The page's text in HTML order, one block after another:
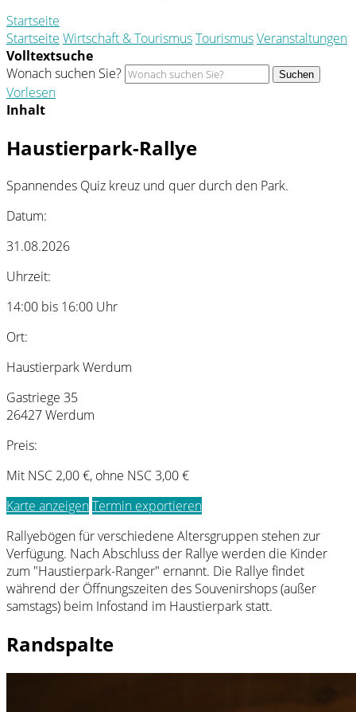
Startseite
Startseite Wirtschaft & TourismusTourismusVeranstaltungen
Volltextsuche
Wonach suchen Sie?
Suchen
Vorlesen
Inhalt
Haustierpark-Rallye
Spannendes Quiz kreuz und quer durch den Park.
Datum:
31.08.2026
Uhrzeit:
14:00 bis 16:00 Uhr
Ort:
Haustierpark Werdum
Gastriege 35
26427 Werdum
Preis:
Mit NSC 2,00 €, ohne NSC 3,00 €
Karte anzeigenTermin exportieren
Rallyebögen für verschiedene Altersgruppen stehen zur
Verfügung. Nach Abschluss der Rallye werden die Kinder
zum "Haustierpark-Ranger" ernannt. Die Rallye findet
während der Öffnungszeiten des Souvenirshops (außer
samstags) beim Infostand im Haustierpark statt.
Randspalte